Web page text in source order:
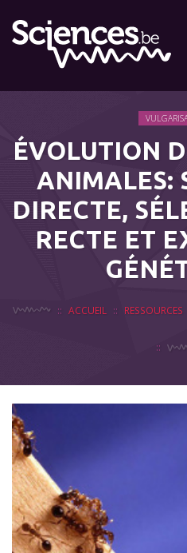
ÉVOLU­TION
ANI­MALES:
DIRECTE,
RECTE ET
ACCUEIL RESSOURCES